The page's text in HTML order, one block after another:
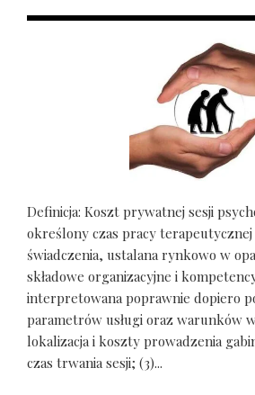
Definicja: Koszt prywatnej sesji
określony czas pracy terapeutycznej
świadczenia, ustalana rynkowo w
składowe organizacyjne i
interpretowana poprawnie dopiero
parametrów usługi oraz warunków
lokalizacja i koszty prowadzenia
czas trwania sesji; (3)...